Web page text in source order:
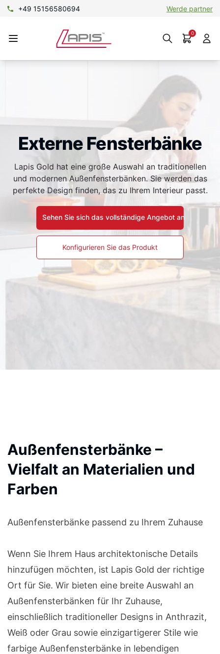
+49 15156580694 Werde partner
0
Externe Fensterbänke
Lapis Gold hat eine große Auswahl an traditionellen
und modernen Außenfensterbänken. Sie werden das
perfekte Design finden, das zu Ihrem Interieur passt.
Sehen Sie sich das vollständige Angebot an
Konfigurieren Sie das Produkt
Außenfensterbänke –
Vielfalt an Materialien und
Farben
Außenfensterbänke passend zu Ihrem Zuhause
Wenn Sie Ihrem Haus architektonische Details
hinzufügen möchten, ist Lapis Gold der richtige
Ort für Sie. Wir bieten eine breite Auswahl an
Außenfensterbänken für Ihr Zuhause,
einschließlich traditioneller Designs in Anthrazit,
Weiß oder Grau sowie einzigartigerer Stile wie
farbige Außenfensterbänke in lebendigen